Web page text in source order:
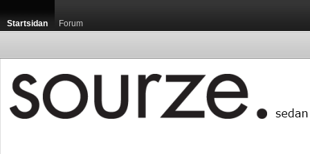
Startsidan Forum